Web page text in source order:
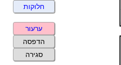
חלוקות
ערעור
הדפסה
סגירה